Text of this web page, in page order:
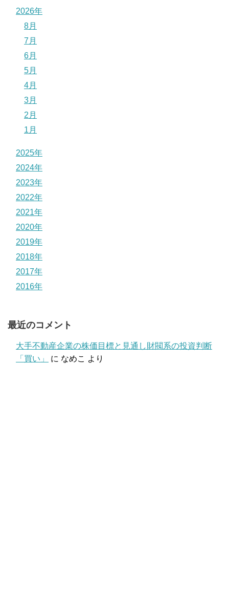
2026年
8月
7月
6月
5月
4月
3月
2月
1月
2025年
2024年
2023年
2022年
2021年
2020年
2019年
2018年
2017年
2016年
最近のコメント
大手不動産企業の株価目標と見通し財閥系の投資判断
「買い」
に なめこ より